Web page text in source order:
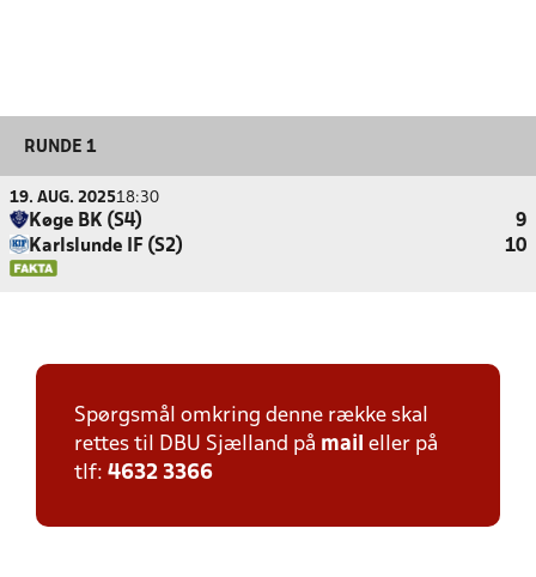
RUNDE 1
19. AUG. 202518:30
Køge BK (S4)
9
Karlslunde IF (S2)
10
Spørgsmål omkring denne række skal
rettes til DBU Sjælland på mail eller på
tlf: 4632 3366